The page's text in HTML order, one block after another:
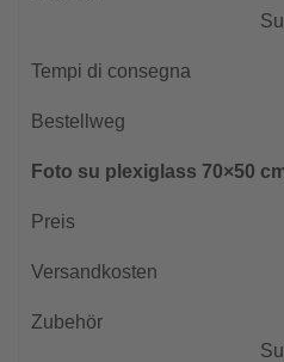
Foto su plexiglass 70×50